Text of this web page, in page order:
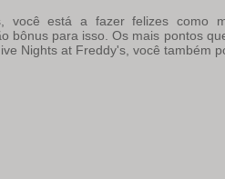
você está a fazer felizes como
bônus para isso. Os mais pontos
Nights at Freddy's, você também